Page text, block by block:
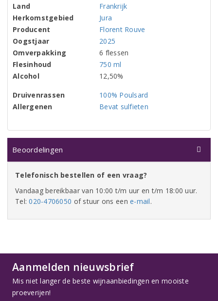
Land
Frankrijk
Herkomstgebied
Jura
Producent
Florent Rouve
Oogstjaar
2025
Omverpakking
6 flessen
Flesinhoud
750 ml
Alcohol
12,50%
Druivenrassen
100% Poulsard
Allergenen
Bevat sulfieten
Beoordelingen
Telefonisch bestellen of een vraag?
Vandaag bereikbaar van 10:00 t/m uur en t/m 18:00 uur.
Tel:020-4706050 of stuur ons eene-mail.
Aanmelden nieuwsbrief
Mis niet langer de beste wijnaanbiedingen en mooiste
proeverijen!